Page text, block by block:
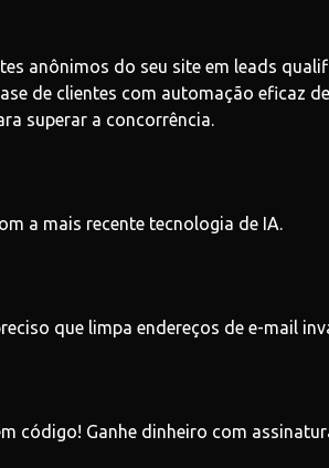
anônimos do seu site em leads
de clientes com automação eficaz
superar a concorrência.
a mais recente tecnologia de IA.
que limpa endereços de e-mail
código! Ganhe dinheiro com